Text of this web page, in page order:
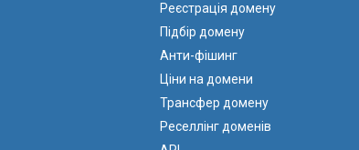
Реєстрація домену
Підбір домену
Анти-фішинг
Ціни на домени
Трансфер домену
Реселлінг доменів